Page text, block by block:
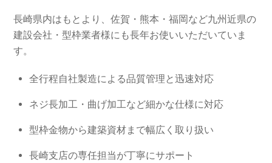
長崎県内はもとより、佐賀・熊本・福岡など九州近県の
建設会社・型枠業者様にも長年お使いいただいていま
す。
全行程自社製造による品質管理と迅速対応
ネジ長加工・曲げ加工など細かな仕様に対応
型枠金物から建築資材まで幅広く取り扱い
長崎支店の専任担当が丁寧にサポート